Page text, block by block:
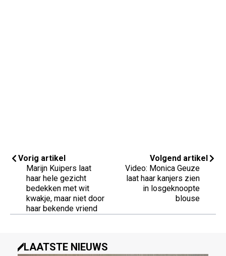
Vorig artikel
Marijn Kuipers laat
haar hele gezicht
bedekken met wit
kwakje, maar niet door
haar bekende vriend
Volgend artikel
Video: Monica Geuze
laat haar kanjers zien
in losgeknoopte
blouse
LAATSTE NIEUWS